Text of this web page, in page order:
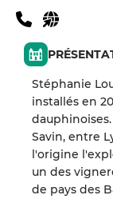
Stéphanie
installés en
Savin, entre
l'origine
un des
de pays des